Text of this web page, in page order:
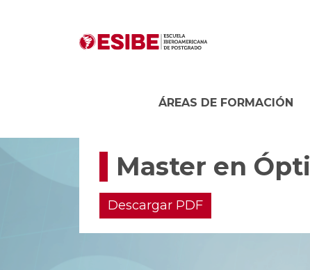
ÁREAS DE FORMACIÓN
Master en
Descargar PDF